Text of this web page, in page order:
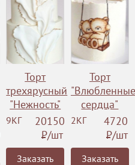
Торт
трехярусный
"Нежность"
9КГ
20150
Р/шт
Заказать
Торт
"Влюбленные
сердца"
2КГ
4720
Р/шт
Заказать